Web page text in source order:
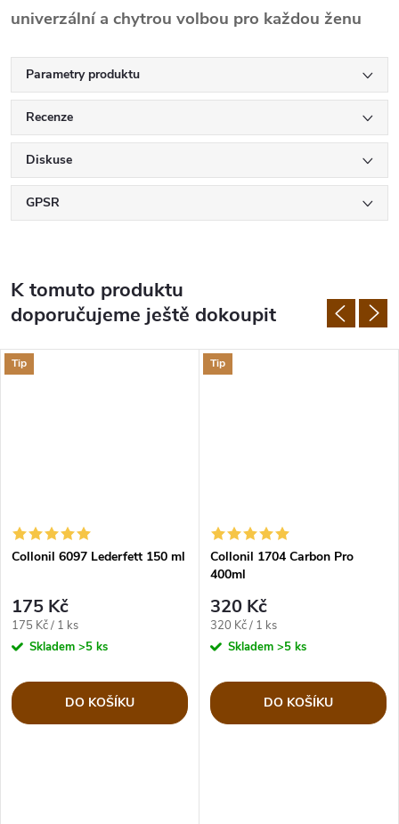
univerzální a chytrou volbou pro každou ženu
Parametry produktu
Recenze
Diskuse
GPSR
K tomuto produktu
doporučujeme ještě dokoupit
Tip
Collonil 6097 Lederfett 150 ml
175 Kč
Měrná
cena:
175 Kč / 1 ks
Skladem >5 ks
DO KOŠÍKU
Tip
Collonil 1704 Carbon Pro
400ml
320 Kč
Měrná
cena:
320 Kč / 1 ks
Skladem >5 ks
DO KOŠÍKU